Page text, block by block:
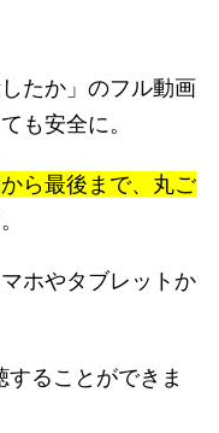
たか」のフル動画
も安全に。
ら最後まで、丸ご
ホやタブレットか
ることができま